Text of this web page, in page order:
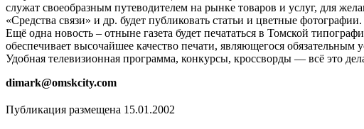
служат своеобразным путеводителем на рынке товаров и услуг, для
«Средства связи» и др. будет публиковать статьи и цветные
Ещё одна новость – отныне газета будет печататься в Томской
обеспечивает высочайшее качество печати, являющегося
Удобная телевизионная программа, конкурсы, кроссворды — всё это
dimark@omskcity.com
Публикация размещена 15.01.2002